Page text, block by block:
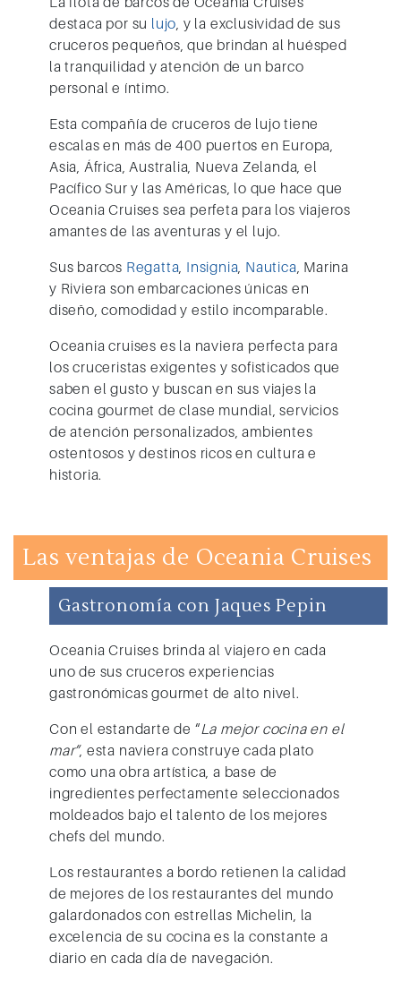
destaca por su lujo , y la exclusividad de sus
cruceros pequeños, que brindan al huésped
la tranquilidad y atención de un barco
personal e íntimo.
Esta compañía de cruceros de lujo tiene
escalas en más de 400 puertos en Europa,
Asia, África, Australia, Nueva Zelanda, el
Pacífico Sur y las Américas, lo que hace que
Oceania Cruises sea perfeta para los viajeros
amantes de las aventuras y el lujo.
Sus barcos Regatta Insignia Nautica , Marina
y Riviera son embarcaciones únicas en
diseño, comodidad y estilo incomparable.
Oceania cruises es la naviera perfecta para
los cruceristas exigentes y sofisticados que
saben el gusto y buscan en sus viajes la
cocina gourmet de clase mundial, servicios
de atención personalizados, ambientes
ostentosos y destinos ricos en cultura e
historia.
Las ventajas de Oceania Cruises
Gastronomía con Jaques Pepin
Oceania Cruises brinda al viajero en cada
uno de sus cruceros experiencias
gastronómicas gourmet de alto nivel.
Con el estandarte de “La mejor cocina en el
mar”, esta naviera construye cada plato
como una obra artística, a base de
ingredientes perfectamente seleccionados
moldeados bajo el talento de los mejores
chefs del mundo.
Los restaurantes a bordo retienen la calidad
de mejores de los restaurantes del mundo
galardonados con estrellas Michelin, la
excelencia de su cocina es la constante a
diario en cada día de navegación.